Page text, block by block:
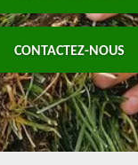
CONTACTEZ-NOUS